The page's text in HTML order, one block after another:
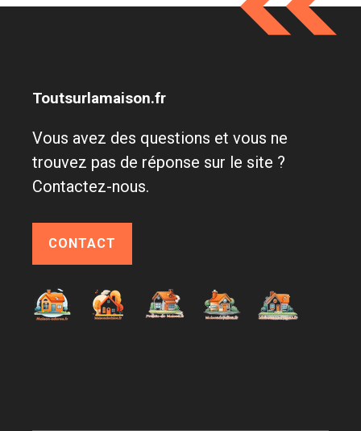
Toutsurlamaison.fr
Vous avez des questions et vous ne
trouvez pas de réponse sur le site ?
Contactez-nous.
CONTACT